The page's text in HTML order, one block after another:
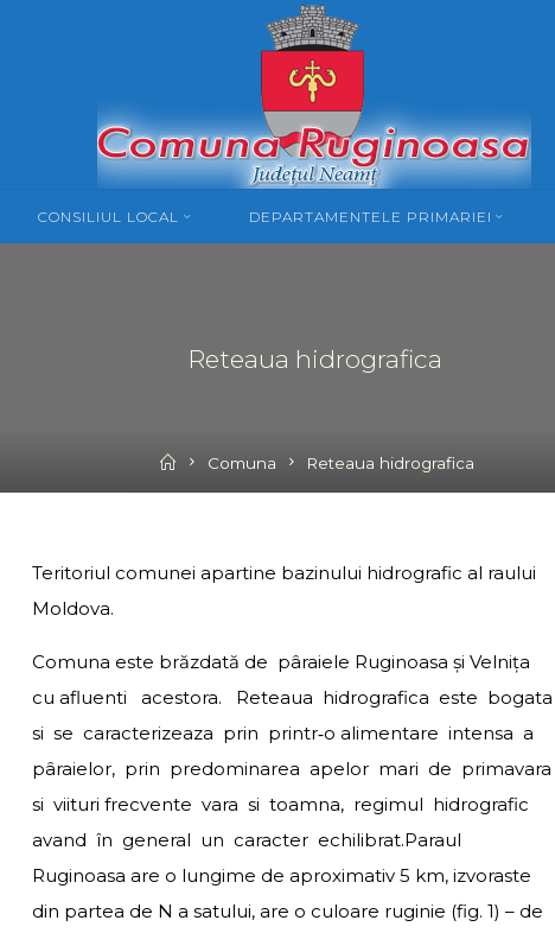
CONSILIUL LOCAL DEPARTAMENTELE PRIMARIEI
Reteaua hidrografica
HomeComuna Reteaua hidrografica
Teritoriul comunei apartine bazinului hidrografic al raului
Moldova.
Comuna este brăzdată de pâraiele Ruginoasa şi Velniţa
cu afluenti acestora. Reteaua hidrografica este bogata
si se caracterizeaza prin printr‐o alimentare intensa a
pâraielor, prin predominarea apelor mari de primavara
si viituri frecvente vara si toamna, regimul hidrografic
avand în general un caracter echilibrat.Paraul
Ruginoasa are o lungime de aproximativ 5 km, izvoraste
din partea de N a satului, are o culoare ruginie (fig. 1) – de